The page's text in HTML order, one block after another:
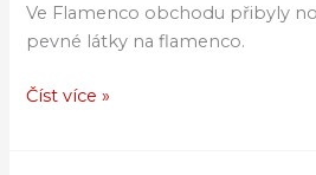
Ve Flamenco obchodu přibyly
pevné látky na flamenco.
novinky
ve
obchodu
Číst více »